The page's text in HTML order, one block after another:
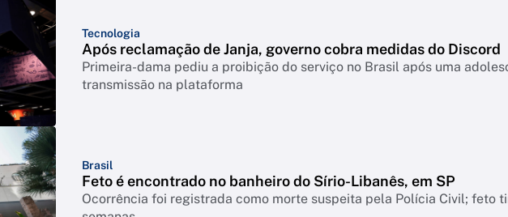
Tecnologia
Após reclamação de Janja, governo cobra medidas do Discord
Primeira-dama pediu a proibição do serviço no Brasil após uma
transmissão na plataforma
Brasil
Feto é encontrado no banheiro do Sírio-Libanês, em SP
Ocorrência foi registrada como morte suspeita pela Polícia Civil; feto